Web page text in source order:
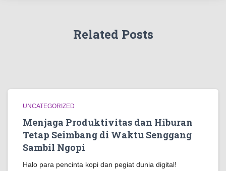
Related Posts
UNCATEGORIZED
Menjaga Produktivitas dan Hiburan
Tetap Seimbang di Waktu Senggang
Sambil Ngopi
Halo para pencinta kopi dan pegiat dunia digital!